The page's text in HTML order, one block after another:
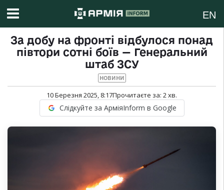
EN
За добу на фронті відбулося понад
півтори сотні боїв — Генеральний
штаб ЗСУ
НОВИНИ
10 Березня 2025, 8:17Прочитаєте за: 2хв.
Слідкуйте за АрміяInform в Google